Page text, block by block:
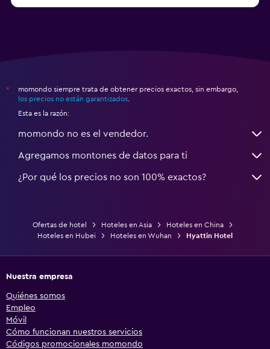
*
momondo siempre trata de obtener precios exactos, sin embargo,
los precios no están garantizados
Esta es la razón:
momondo no es el vendedor.
Agregamos montones de datos para ti
¿Por qué los precios no son 100% exactos?
Ofertas de hotel Hoteles en Asia
Hoteles en China
Hoteles en Hubei
Hoteles en Wuhan Hyattin Hotel
Nuestra empresa
Quiénes somos
Empleo
Móvil
Cómo funcionan nuestros servicios
Códigos promocionales momondo